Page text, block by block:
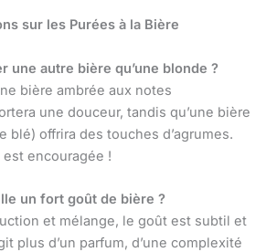
sur les Purées à la Bière
une autre bière qu’une blonde ?
bière ambrée aux notes
une douceur, tandis qu’une bière
blé) offrira des touches d’agrumes.
est encouragée !
un fort goût de bière ?
et mélange, le goût est subtil et
plus d’un parfum, d’une complexité